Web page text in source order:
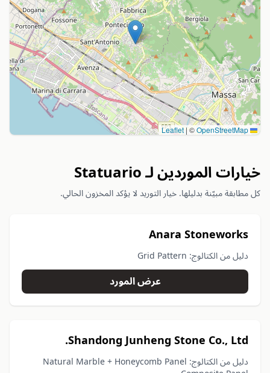
| ©OpenStreetMap
خيارات الموردين لـ Statuario
كل مطابقة مبيّنة بدليلها. خيار التوريد لا يؤكد المخزون الحالي.
Anara Stoneworks
دليل من الكتالوج: Grid Pattern
عرض المورد
Shandong Junheng Stone Co., Ltd.
دليل من الكتالوج: Natural Marble + Honeycomb Panel